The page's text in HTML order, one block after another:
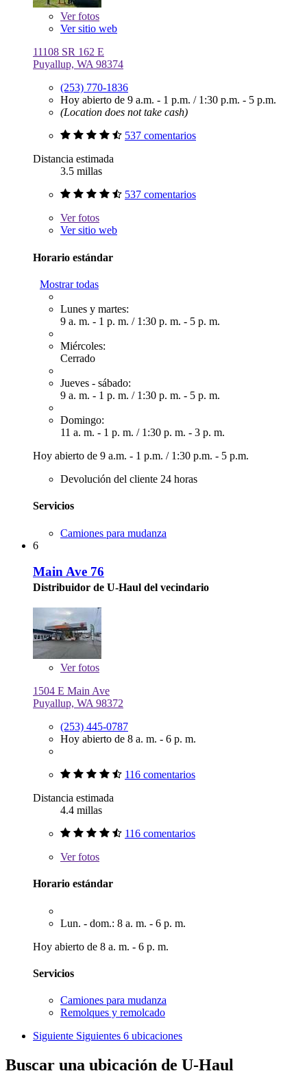
Verfotos
Ver sitio web
11108 SR 162 E
Puyallup, WA 98374
(253) 770-1836
Hoy abierto de 9 a.m. - 1 p.m. / 1:30 p.m. - 5 p.m.
(Location does not take cash)
537 comentarios
Distancia estimada
3.5 millas
537 comentarios
Verfotos
Ver sitio web
Horario estándar
Mostrar todas
Lunes y martes:
9 a. m. - 1 p. m. / 1:30 p. m. - 5 p. m.
Miércoles:
Cerrado
Jueves - sábado:
9 a. m. - 1 p. m. / 1:30 p. m. - 5 p. m.
Domingo:
11 a. m. - 1 p. m. / 1:30 p. m. - 3 p. m.
Hoy abierto de 9 a.m. - 1 p.m. / 1:30 p.m. - 5 p.m.
Devolución del cliente 24 horas
Servicios
Camiones para mudanza
6
Main Ave 76
Distribuidor de U-Haul del vecindario
Verfotos
1504 E Main Ave
Puyallup, WA 98372
(253) 445-0787
Hoy abierto de 8 a. m. - 6 p. m.
116 comentarios
Distancia estimada
4.4 millas
116 comentarios
Verfotos
Horario estándar
Lun. - dom.: 8 a. m. - 6 p. m.
Hoy abierto de 8 a. m. - 6 p. m.
Servicios
Camiones para mudanza
Remolques y remolcado
Siguiente Siguientes 6 ubicaciones
Buscar una ubicación de U-Haul